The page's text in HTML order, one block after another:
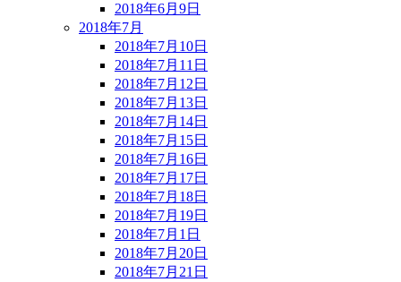
2018年6月9日
2018年7月
2018年7月10日
2018年7月11日
2018年7月12日
2018年7月13日
2018年7月14日
2018年7月15日
2018年7月16日
2018年7月17日
2018年7月18日
2018年7月19日
2018年7月1日
2018年7月20日
2018年7月21日